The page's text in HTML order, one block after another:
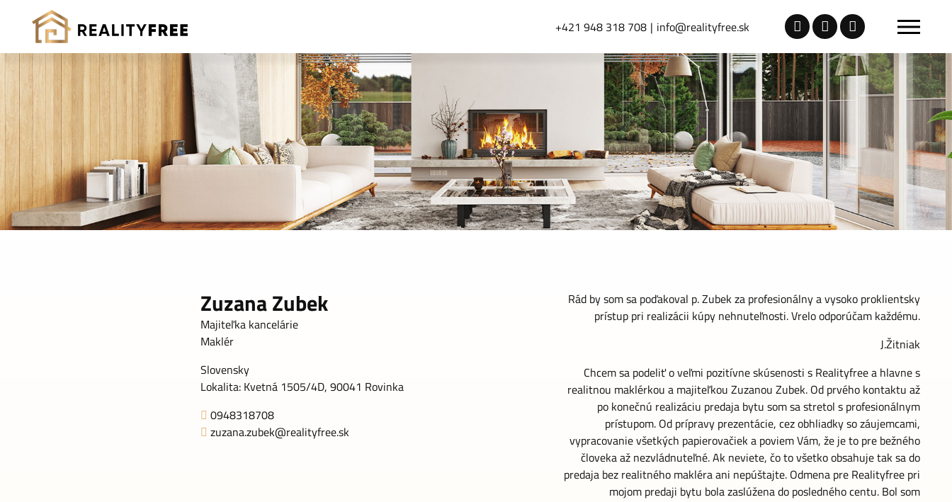
+421 948 318 708 info@realityfree.sk
Zuzana Zubek
Majiteľka kancelárie
Maklér
Slovensky
Lokalita: Kvetná 1505/4D, 90041 Rovinka
0948318708
zuzana.zubek@realityfree.sk
Rád by som sa poďakoval p. Zubek za profesionálny a vysoko proklientsky
prístup pri realizácii kúpy nehnuteľnosti. Vrelo odporúčam každému.
J.Žitniak
Chcem sa podeliť o veľmi pozitívne skúsenosti s Realityfree a hlavne s
realitnou maklérkou a majiteľkou Zuzanou Zubek. Od prvého kontaktu až
po konečnú realizáciu predaja bytu som sa stretol s profesionálnym
prístupom. Od prípravy prezentácie, cez obhliadky so záujemcami,
vypracovanie všetkých papierovačiek a poviem Vám, že je to pre bežného
človeka až nezvládnuteľné. Ak neviete, čo to všetko obsahuje tak sa do
predaja bez realitného makléra ani nepúštajte. Odmena pre Realityfree pri
mojom predaji bytu bola zaslúžena do posledného centu. Bol som